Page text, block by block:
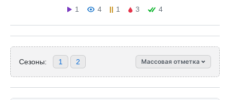
1
4 1 3 4
Сезоны: 1 2 Массовая отметка